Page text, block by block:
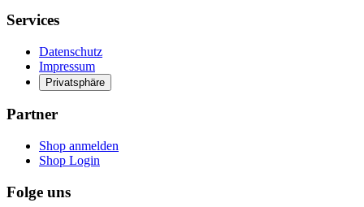
Services
Datenschutz
Impressum
Privatsphäre
Partner
Shop anmelden
Shop Login
Folge uns